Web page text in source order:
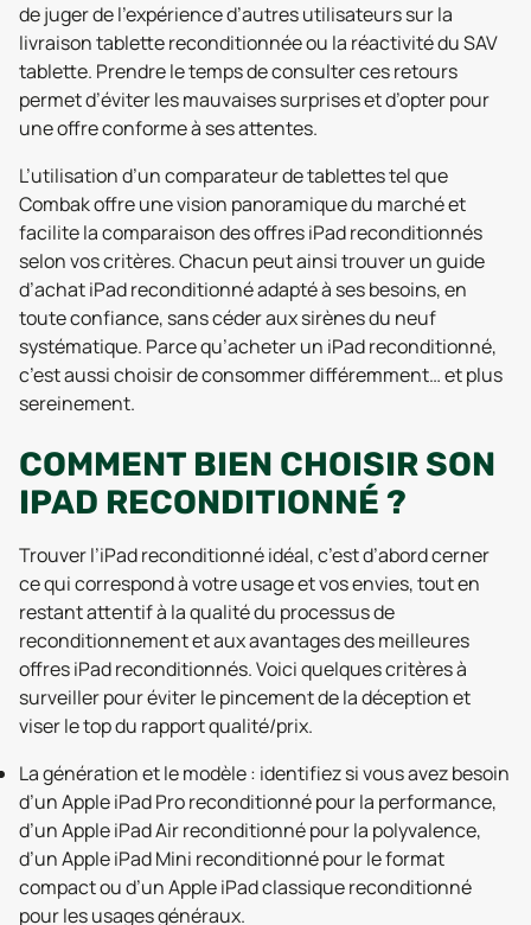
de juger de l’expérience d’autres utilisateurs sur la
livraison tablette reconditionnée ou la réactivité du SAV
tablette. Prendre le temps de consulter ces retours
permet d’éviter les mauvaises surprises et d’opter pour
une offre conforme à ses attentes.
L’utilisation d’un comparateur de tablettes tel que
Combak offre une vision panoramique du marché et
facilite la comparaison des offres iPad reconditionnés
selon vos critères. Chacun peut ainsi trouver un guide
d’achat iPad reconditionné adapté à ses besoins, en
toute confiance, sans céder aux sirènes du neuf
systématique. Parce qu’acheter un iPad reconditionné,
c’est aussi choisir de consommer différemment… et plus
sereinement.
COMMENT BIEN CHOISIR SON
IPAD RECONDITIONNÉ ?
Trouver l’iPad reconditionné idéal, c’est d’abord cerner
ce qui correspond à votre usage et vos envies, tout en
restant attentif à la qualité du processus de
reconditionnement et aux avantages des meilleures
offres iPad reconditionnés. Voici quelques critères à
surveiller pour éviter le pincement de la déception et
viser le top du rapport qualité/prix.
La génération et le modèle : identifiez si vous avez besoin
d’un Apple iPad Pro reconditionné pour la performance,
d’un Apple iPad Air reconditionné pour la polyvalence,
d’un Apple iPad Mini reconditionné pour le format
compact ou d’un Apple iPad classique reconditionné
pour les usages généraux.